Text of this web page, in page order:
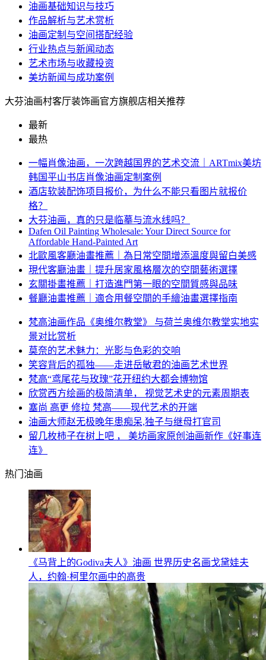
油画基础知识与技巧
作品解析与艺术赏析
油画定制与空间搭配经验
行业热点与新闻动态
艺术市场与收藏投资
美坊新闻与成功案例
大芬油画村客厅装饰画官方旗舰店相关推荐
最新
最热
一幅肖像油画，一次跨越国界的艺术交流｜ARTmix美坊
韩国平山书店肖像油画定制案例
酒店软装配饰项目报价，为什么不能只看图片就报价
格？
大芬油画，真的只是临摹与流水线吗？
Dafen Oil Painting Wholesale: Your Direct Source for
Affordable Hand-Painted Art
北歐風客廳油畫推薦｜為日常空間增添溫度與留白美感
現代客廳油畫｜提升居家風格層次的空間藝術選擇
玄關掛畫推薦｜打造進門第一眼的空間質感與品味
餐廳油畫推薦｜適合用餐空間的手繪油畫選擇指南
梵高油画作品《奥维尔教堂》 与荷兰奥维尔教堂实地实
景对比赏析
莫奈的艺术魅力：光影与色彩的交响
笑容背后的孤独——走进岳敏君的油画艺术世界
梵高“鸢尾花与玫瑰”花开纽约大都会博物馆
欣赏西方绘画的极简清单， 视觉艺术史的元素周期表
塞尚 高更 修拉 梵高——现代艺术的开端
油画大师赵无极晚年患痴呆,独子与继母打官司
留几枚柿子在树上吧 ， 美坊画家原创油画新作《好事连
连》
热门油画
《马背上的Godiva夫人》油画 世界历史名画戈黛娃夫
人，约翰·柯里尔画中的高贵